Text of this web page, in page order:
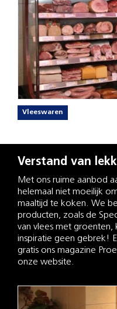
Vleeswaren
Verstand van
Met ons ruime aanbod
helemaal niet moeilijk
maaltijd te koken. We
producten, zoals de
van vlees met groenten,
inspiratie geen gebrek!
gratis ons magazine
onze website.